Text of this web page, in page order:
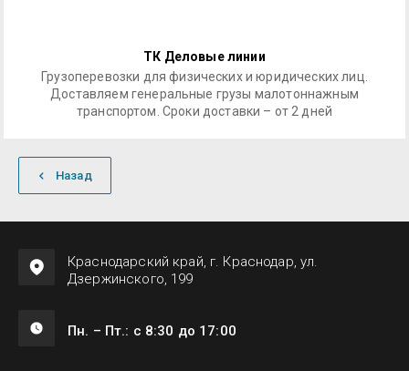
ТК Деловые линии
Грузоперевозки для физических и юридических лиц.
Доставляем генеральные грузы малотоннажным
транспортом. Сроки доставки – от 2 дней
Назад
Краснодарский край, г. Краснодар, ул.
Дзержинского, 199
Пн. – Пт.: с 8:30 до 17:00